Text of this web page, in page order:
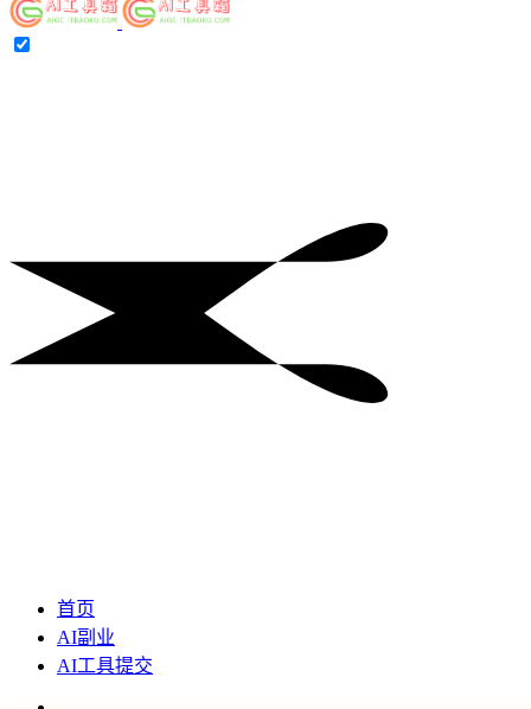
首页
AI副业
AI工具提交